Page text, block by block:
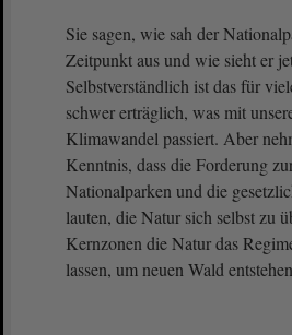
Sie sagen, wie sah der
Zeitpunkt aus und wie sieht er
Selbstverständlich ist das für
schwer erträglich, was mit
Klimawandel passiert. Aber
Kenntnis, dass die Forderung
Nationalparken und die
lauten, die Natur sich selbst zu
Kernzonen die Natur das
lassen, um neuen Wald